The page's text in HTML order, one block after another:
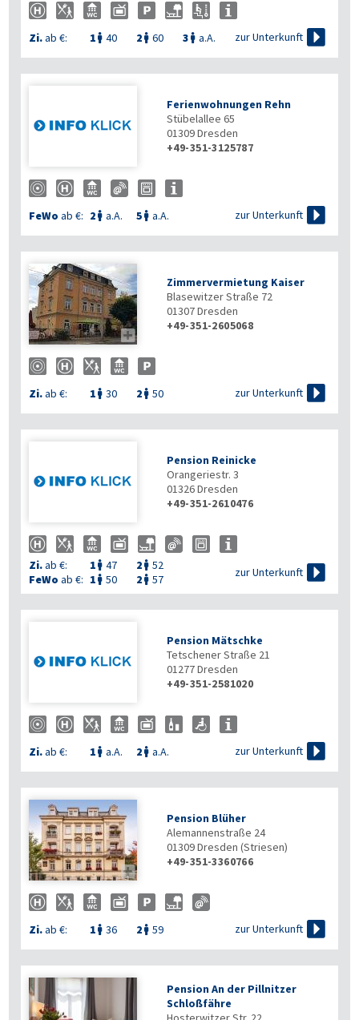
Zi.ab €: 1  40 2  60 3  a.A. zur Unterkunft 
Ferienwohnungen Rehn
Stübelallee 65
01309Dresden
+49-351-3125787
FeWo ab €: 2  a.A. 5  a.A. zur Unterkunft 

Zimmervermietung Kaiser
Blasewitzer Straße 72
01307Dresden
+49-351-2605068
Zi.ab €: 1  30 2  50 zur Unterkunft 
Pension Reinicke
Orangeriestr. 3
01326Dresden
+49-351-2610476
Zi.ab €: 1  47 2  52
FeWo ab €: 1  50 2  57
zur Unterkunft 
Pension Mätschke
Tetschener Straße 21
01277Dresden
+49-351-2581020
Zi.ab €: 1  a.A. 2  a.A. zur Unterkunft 

Pension Blüher
Alemannenstraße 24
01309Dresden (Striesen)
+49-351-3360766
Zi.ab €: 1  36 2  59 zur Unterkunft 
Pension An der Pillnitzer
Schloßfähre